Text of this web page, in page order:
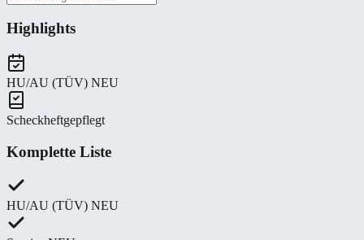
Highlights
HU/AU (TÜV) NEU
Scheckheftgepflegt
Komplette Liste
HU/AU (TÜV) NEU